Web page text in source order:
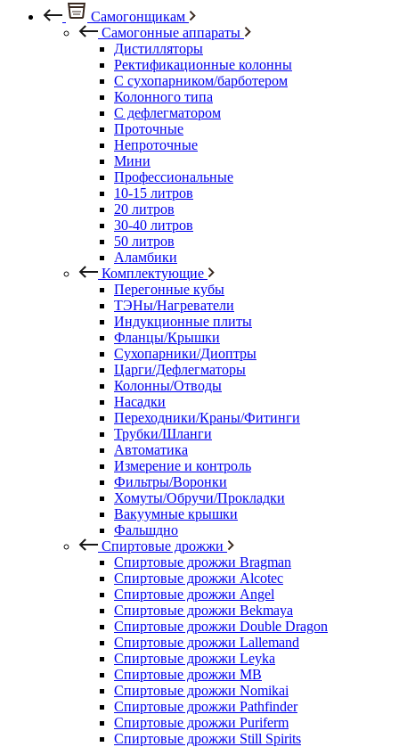
Самогонщикам
Самогонные аппараты
Дистилляторы
Ректификационные колонны
С сухопарником/барботером
Колонного типа
С дефлегматором
Проточные
Непроточные
Мини
Профессиональные
10-15 литров
20 литров
30-40 литров
50 литров
Аламбики
Комплектующие
Перегонные кубы
ТЭНы/Нагреватели
Индукционные плиты
Фланцы/Крышки
Сухопарники/Диоптры
Царги/Дефлегматоры
Колонны/Отводы
Насадки
Переходники/Краны/Фитинги
Трубки/Шланги
Автоматика
Измерение и контроль
Фильтры/Воронки
Хомуты/Обручи/Прокладки
Вакуумные крышки
Фальшдно
Спиртовые дрожжи
Спиртовые дрожжи Bragman
Спиртовые дрожжи Alcotec
Спиртовые дрожжи Angel
Спиртовые дрожжи Bekmaya
Спиртовые дрожжи Double Dragon
Спиртовые дрожжи Lallemand
Спиртовые дрожжи Leyka
Спиртовые дрожжи MB
Спиртовые дрожжи Nomikai
Спиртовые дрожжи Pathfinder
Спиртовые дрожжи Puriferm
Спиртовые дрожжи Still Spirits